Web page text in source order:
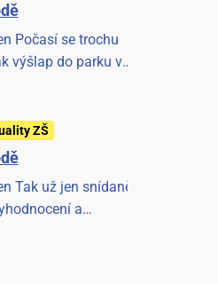
Počasí se trochu
výšlap do parku v
večerní diskotékou.
ZŠ
Tak už jen snídaně,
a